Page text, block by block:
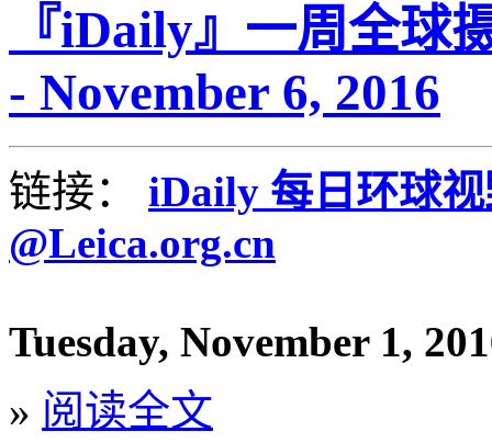
『iDaily』一周全球
- November 6, 2016
链接： iDaily 每日环球
@Leica.org.cn
Tuesday, November 1,
» 阅读全文